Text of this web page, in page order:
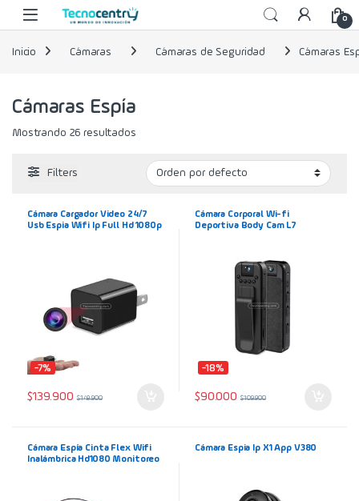
Skip to navigation
Skip to content
0
Inicio Cámaras Cámaras de Seguridad Cámaras
Cámaras Espía
Mostrando 26 resultados
Filters
Cámara Cargador Video 24/7
Usb Espia Wifi Ip Full Hd 1080p
-7%
$139.900 $149.900
Cámara Corporal Wi-fi
Deportiva Body Cam L7
-18%
$90.000 $109.900
Cámara Espía Cinta Flex Wifi
Inalámbrica Hd1080 Monitoreo
Cámara Espia Ip X1 App V380